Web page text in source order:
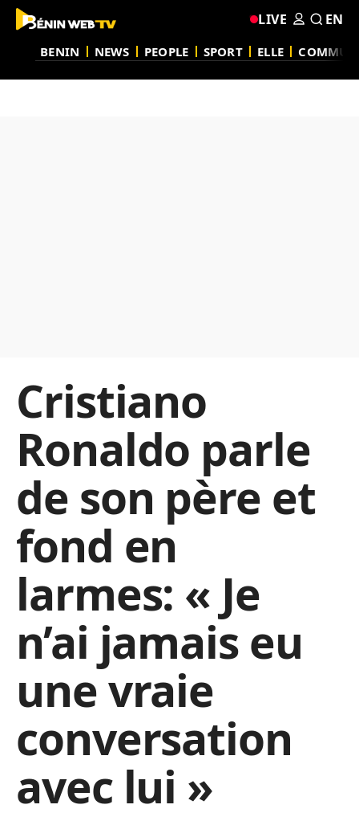
BENIN NEWS PEOPLE SPORT ELLE
LIVE EN
Cristiano
Ronaldo parle
de son père et
fond en
larmes: « Je
n’ai jamais eu
une vraie
conversation
avec lui »